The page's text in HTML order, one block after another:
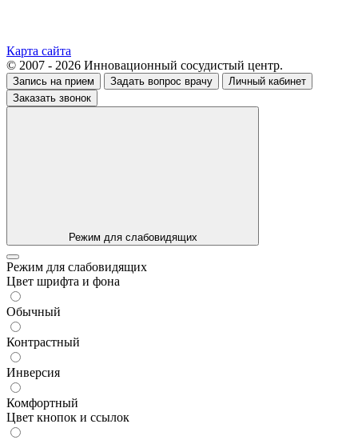
Карта сайта
© 2007 - 2026 Инновационный сосудистый центр.
Запись на прием Задать вопрос врачу
Личный кабинет
Заказать звонок
Режим для слабовидящих
Режим для слабовидящих
Цвет шрифта и фона
Обычный
Контрастный
Инверсия
Комфортный
Цвет кнопок и ссылок